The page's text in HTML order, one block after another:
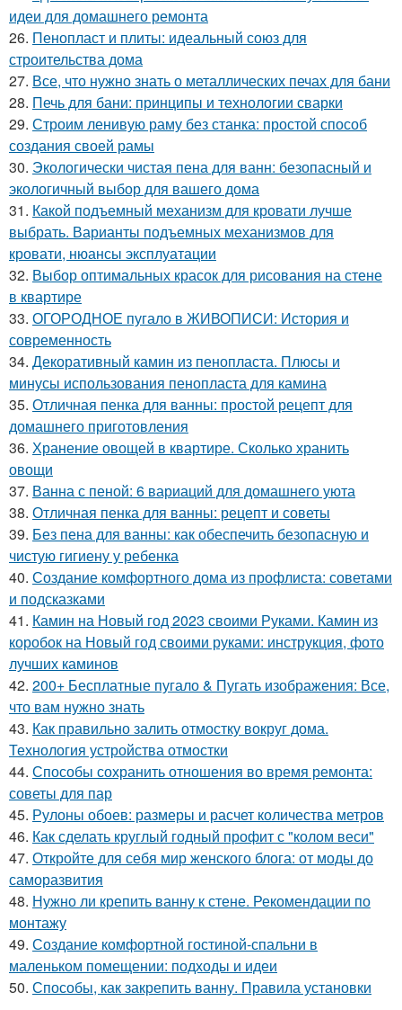
идеи для домашнего ремонта
26. Пенопласт и плиты: идеальный союз для
строительства дома
27. Все, что нужно знать о металлических печах для бани
28. Печь для бани: принципы и технологии сварки
29. Строим ленивую раму без станка: простой способ
создания своей рамы
30. Экологически чистая пена для ванн: безопасный и
экологичный выбор для вашего дома
31. Какой подъемный механизм для кровати лучше
выбрать. Варианты подъемных механизмов для
кровати, нюансы эксплуатации
32. Выбор оптимальных красок для рисования на стене
в квартире
33. ОГОРОДНОЕ пугало в ЖИВОПИСИ: История и
современность
34. Декоративный камин из пенопласта. Плюсы и
минусы использования пенопласта для камина
35. Отличная пенка для ванны: простой рецепт для
домашнего приготовления
36. Хранение овощей в квартире. Сколько хранить
овощи
37. Ванна с пеной: 6 вариаций для домашнего уюта
38. Отличная пенка для ванны: рецепт и советы
39. Без пена для ванны: как обеспечить безопасную и
чистую гигиену у ребенка
40. Создание комфортного дома из профлиста: советами
и подсказками
41. Камин на Новый год 2023 своими Руками. Камин из
коробок на Новый год своими руками: инструкция, фото
лучших каминов
42. 200+ Бесплатные пугало & Пугать изображения: Все,
что вам нужно знать
43. Как правильно залить отмостку вокруг дома.
Технология устройства отмостки
44. Способы сохранить отношения во время ремонта:
советы для пар
45. Рулоны обоев: размеры и расчет количества метров
46. Как сделать круглый годный профит с "колом веси"
47. Откройте для себя мир женского блога: от моды до
саморазвития
48. Нужно ли крепить ванну к стене. Рекомендации по
монтажу
49. Создание комфортной гостиной-спальни в
маленьком помещении: подходы и идеи
50. Способы, как закрепить ванну. Правила установки